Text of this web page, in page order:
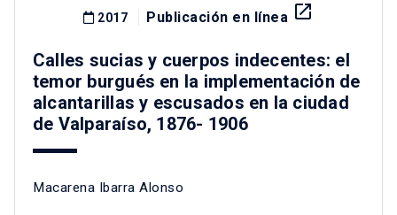
2017 Publicación en línea launch
Calles sucias y cuerpos indecentes: el
temor burgués en la implementación de
alcantarillas y escusados en la ciudad
de Valparaíso, 1876- 1906
Macarena Ibarra Alonso